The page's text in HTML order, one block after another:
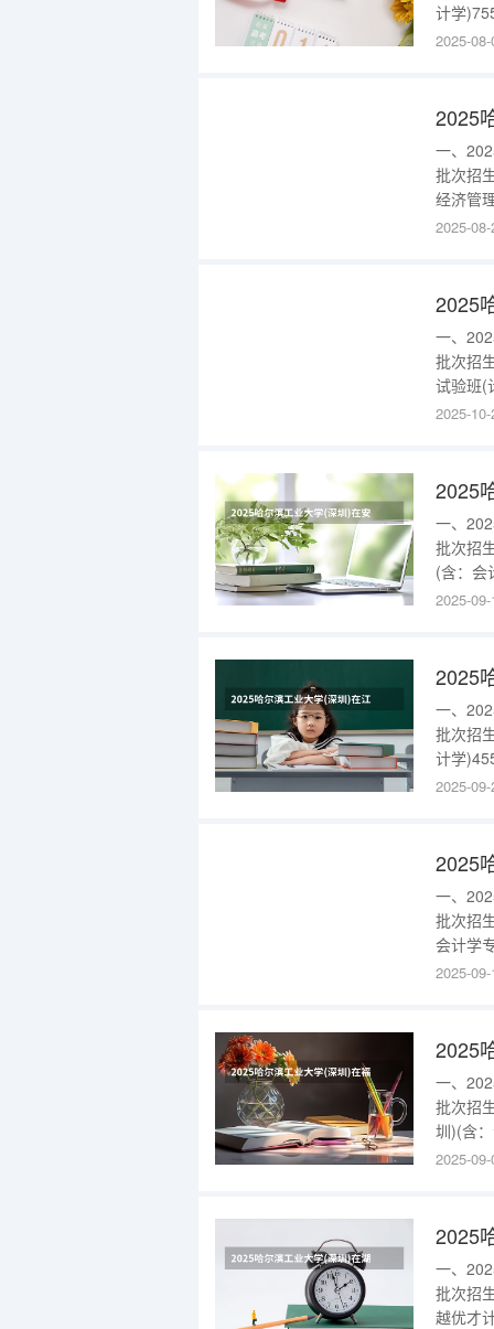
计学
批工科
2025-
2025
一、
批次招
经济管
史)本科
2025-
2025
一、
批次招
试验班(
计与集
2025-
2025
一、
批次招
(含：会
规划、
2025-
2025
一、
批次招
计学
艺术)(
2025-
2025
一、
批次招
会计学
数字媒
2025-
2025
一、
批次招
圳)(含
学、城
2025-
2025
一、
批次招
越优才